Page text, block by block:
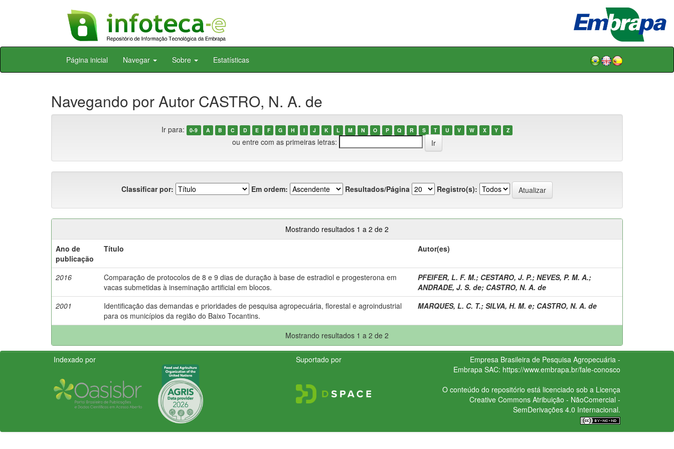
Skip
Página inicial Navegar Sobre Estatísticas
Navegando por Autor CASTRO, N. A. de
Ir para: 0-9 A B C D E F G H I J K L M N O P Q R S T U V W X Y Z
ou entre com as primeiras letras:
Classificar por: Em ordem: Resultados/Página Registro(s):
Mostrando resultados 1 a 2 de 2
Ano de
publicação
Título Autor(es)
2016
Comparação de protocolos de 8 e 9 dias de duração à base de estradiol e progesterona em
vacas submetidas à inseminação artificial em blocos.
PFEIFER, L. F. M.; CESTARO, J. P.; NEVES, P. M. A.;
ANDRADE, J. S. de; CASTRO, N. A. de
2001
Identificação das demandas e prioridades de pesquisa agropecuária, florestal e agroindustrial
para os municípios da região do Baixo Tocantins.
MARQUES, L. C. T.; SILVA, H. M. e; CASTRO, N. A. de
Mostrando resultados 1 a 2 de 2
Indexado por Suportado por
Empresa Brasileira de Pesquisa Agropecuária -
Embrapa SAC: https://www.embrapa.br/fale-conosco
O conteúdo do repositório está licenciado sob a Licença
Creative CommonsAtribuição - NãoComercial -
SemDerivações 4.0 Internacional.